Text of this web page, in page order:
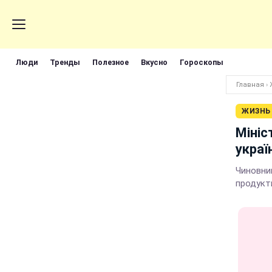
Люди Тренды Полезное Вкусно Гороскопы
Главная ›
ЖИЗНЬ